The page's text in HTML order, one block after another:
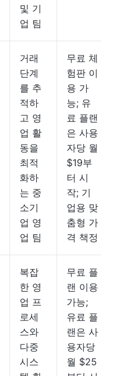
및 기
업 팀
거래
단계
를 추
적하
고 영
업 활
동을
최적
화하
는 중
소기
업 영
업 팀
무료 체
험판 이
용 가
능; 유
료 플랜
은 사용
자당 월
$19부
터 시
작; 기
업용 맞
춤형 가
격 책정
복잡
한 영
업 프
로세
스와
다중
시스
무료 플
랜 이용
가능;
유료 플
랜은 사
용자당
월 $25